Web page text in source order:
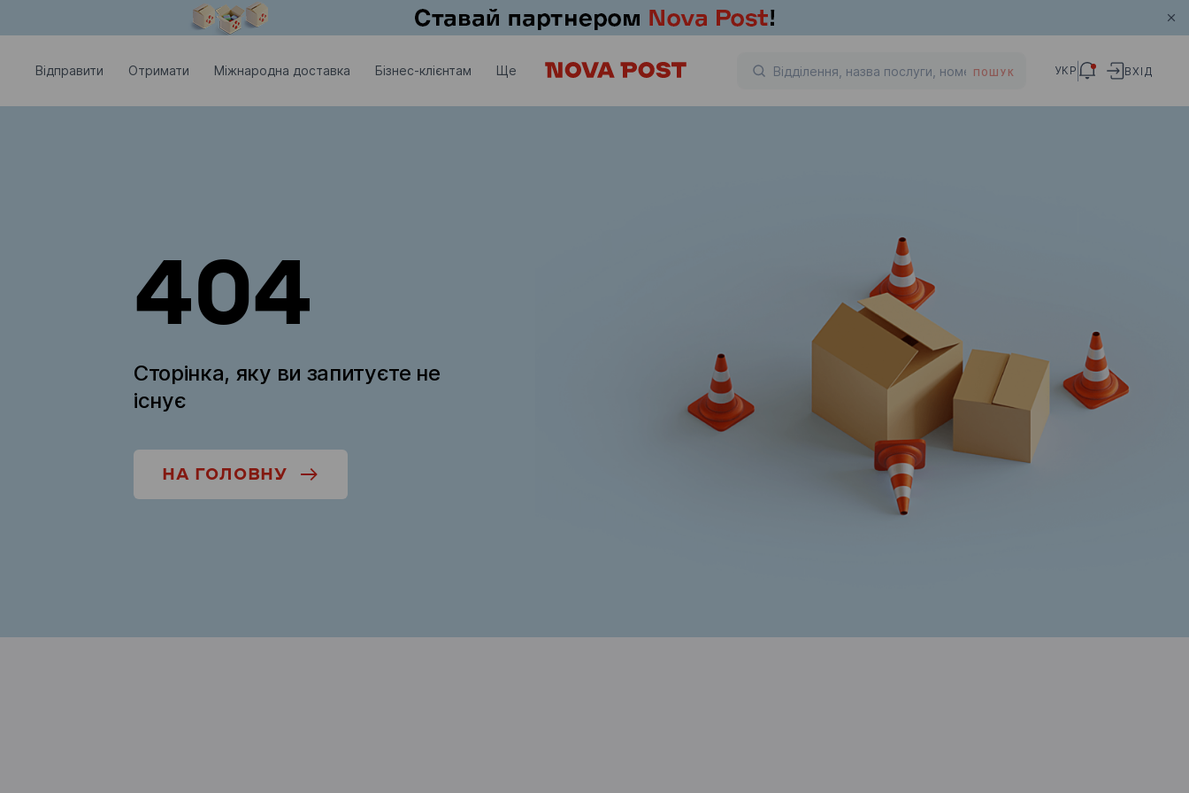
Відправити Отримати Міжнародна доставка Бізнес-клієнтам Ще ПОШУК УКР ВХІД
404
Сторінка, яку ви запитуєте не
існує
НА ГОЛОВНУ